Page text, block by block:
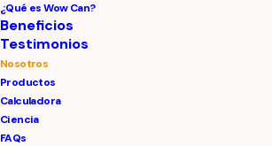
¿Qué es Wow Can?
Beneficios
Testimonios
Nosotros
Productos
Calculadora
Ciencia
FAQs
Así nació Wow